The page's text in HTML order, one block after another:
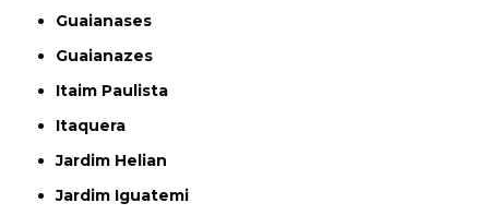
Guaianases
Guaianazes
Itaim Paulista
Itaquera
Jardim Helian
Jardim Iguatemi